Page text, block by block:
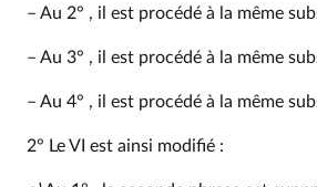
– Au 2° , il est procédé à la même
– Au 3° , il est procédé à la même
– Au 4° , il est procédé à la même
2° Le VI est ainsi modifié :